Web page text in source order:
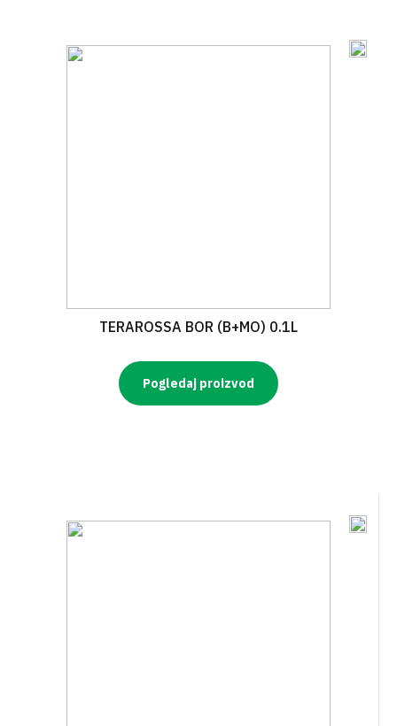
TERAROSSA BOR (B+MO) 0.1L
Pogledaj proizvod